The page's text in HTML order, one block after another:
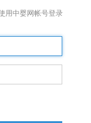
用中婴网帐号登录